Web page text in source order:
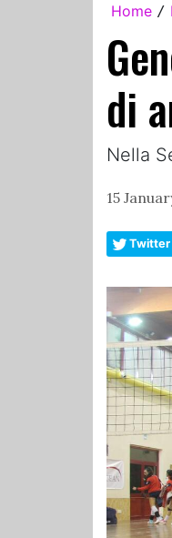
Home /
di
Nella
15
Twitter